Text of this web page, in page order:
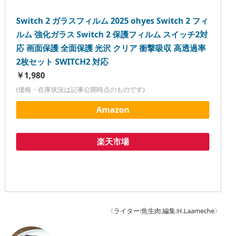
Switch 2 ガラスフィルム 2025 ohyes Switch 2 フィ
ルム 強化ガラス Switch 2 保護フィルム スイッチ2対
応 画面保護 全面保護 光沢 クリア 衝撃吸収 高透過率
2枚セット SWITCH2 対応
￥1,980
(価格・在庫状況は記事公開時点のものです)
Amazon
楽天市場
《ライター:焦生肉,編集:H.Laameche》